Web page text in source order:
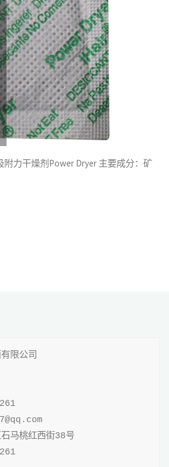
力干燥剂Power Dryer 主要成分：矿
限公司
马桃红西街38号